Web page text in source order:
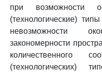
при возможности
(технологические)
невозможности
закономерности
количественного
(технологических)